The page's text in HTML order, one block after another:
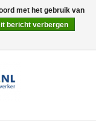
0 Artikelen - €0,00
met het gebruik van
bericht verbergen